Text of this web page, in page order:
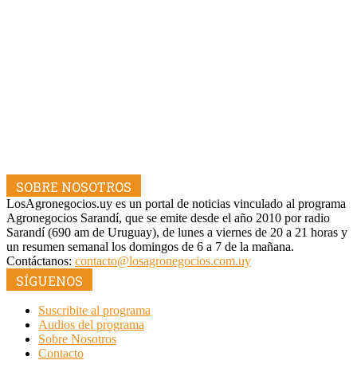
SOBRE NOSOTROS
LosAgronegocios.uy es un portal de noticias vinculado al programa
Agronegocios Sarandí, que se emite desde el año 2010 por radio
Sarandí (690 am de Uruguay), de lunes a viernes de 20 a 21 horas y
un resumen semanal los domingos de 6 a 7 de la mañana.
Contáctanos: contacto@losagronegocios.com.uy
SÍGUENOS
Suscribite al programa
Audios del programa
Sobre Nosotros
Contacto